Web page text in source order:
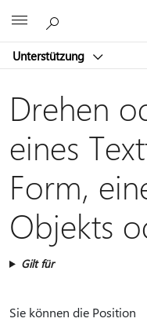
Unterstützung
Drehen
eines
Form,
Objekts
Gilt für
Sie können die Position